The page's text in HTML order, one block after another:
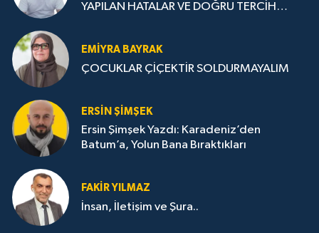
YAPILAN HATALAR VE DOĞRU TERCİH
EMIYRA BAYRAK
ÇOCUKLAR ÇİÇEKTİR SOLDURMAYALIM
ERSIN ŞIMŞEK
Ersin Şimşek Yazdı: Karadeniz’den
Batum’a, Yolun Bana Bıraktıkları
FAKIR YILMAZ
İnsan, İletişim ve Şura..